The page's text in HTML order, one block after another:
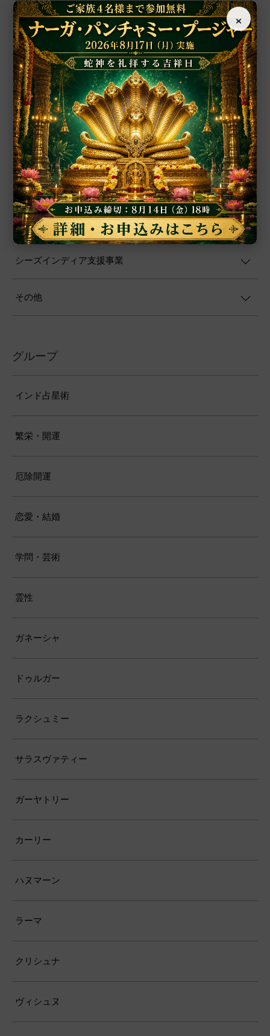
プージャー用品
プージャー・サービス
ファブリック
ヨーガ
書籍
ポスター
シーズインディア支援事業
その他
グループ
インド占星術
繁栄・開運
厄除開運
恋愛・結婚
学問・芸術
霊性
ガネーシャ
ドゥルガー
ラクシュミー
サラスヴァティー
ガーヤトリー
カーリー
ハヌマーン
ラーマ
クリシュナ
ヴィシュヌ
×